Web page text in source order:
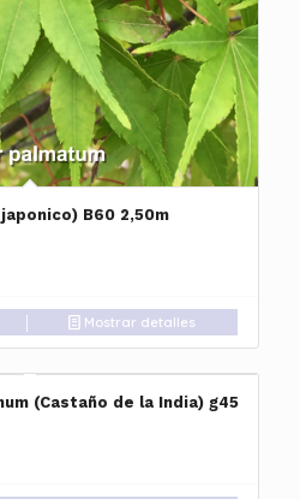
B60 2,50m
Mostrar detalles
(Castaño de la India) g45